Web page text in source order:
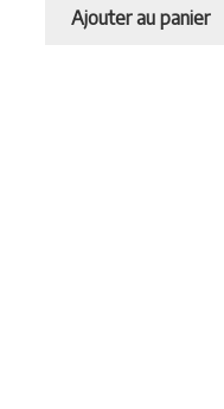
Ajouter au panier